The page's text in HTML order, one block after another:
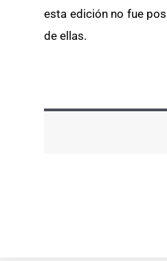
esta edición no fue
de ellas.